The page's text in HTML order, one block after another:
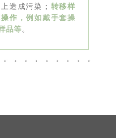
造成污染； 转移样
作 ，例如戴手套操
品等。